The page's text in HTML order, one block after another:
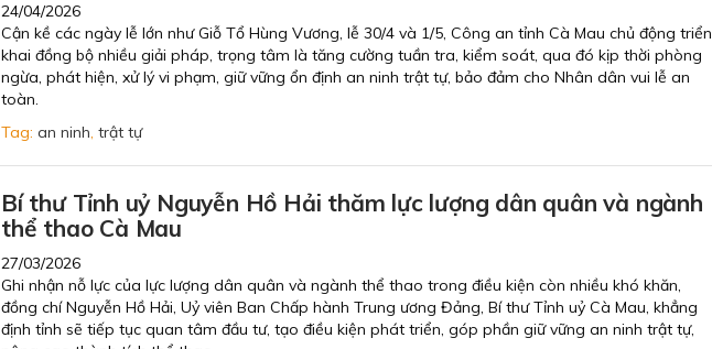
24/04/2026
Cận kề các ngày lễ lớn như Giỗ Tổ Hùng Vương, lễ 30/4 và 1/5, Công an tỉnh Cà Mau chủ động triển
khai đồng bộ nhiều giải pháp, trọng tâm là tăng cường tuần tra, kiểm soát, qua đó kịp thời phòng
ngừa, phát hiện, xử lý vi phạm, giữ vững ổn định an ninh trật tự, bảo đảm cho Nhân dân vui lễ an
toàn.
Tag: an ninh, trật tự
Bí thư Tỉnh uỷ Nguyễn Hồ Hải thăm lực lượng dân quân và ngành
thể thao Cà Mau
27/03/2026
Ghi nhận nỗ lực của lực lượng dân quân và ngành thể thao trong điều kiện còn nhiều khó khăn,
đồng chí Nguyễn Hồ Hải, Uỷ viên Ban Chấp hành Trung ương Đảng, Bí thư Tỉnh uỷ Cà Mau, khẳng
định tỉnh sẽ tiếp tục quan tâm đầu tư, tạo điều kiện phát triển, góp phần giữ vững an ninh trật tự,